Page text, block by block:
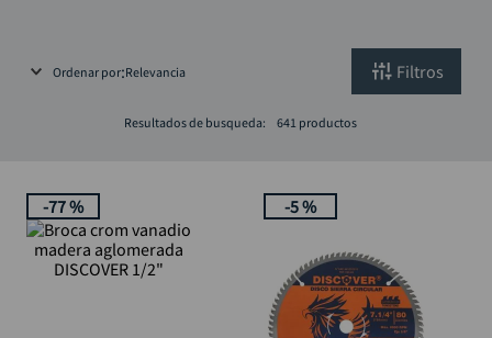
Ordenar por Relevancia Filtros
Resultados de busqueda: 641 productos
-77 % -5 %
hidrolavadora
taladro inalámbrico